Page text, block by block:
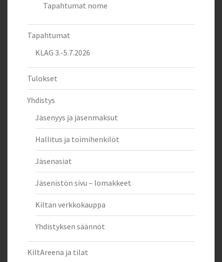
Tapahtumat nome
Tapahtumat
KLAG 3.-5.7.2026
Tulokset
Yhdistys
Jäsenyys ja jäsenmaksut
Hallitus ja toimihenkilöt
Jäsenasiat
Jäsenistön sivu – lomakkeet
Kiltan verkkokauppa
Yhdistyksen säännöt
KiltAreena ja tilat